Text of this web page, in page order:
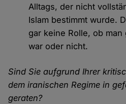
Alltags, der nicht
Islam bestimmt wurde.
gar keine Rolle, ob
war oder nicht.
Sind Sie aufgrund Ihrer
dem iranischen Regime in
geraten?